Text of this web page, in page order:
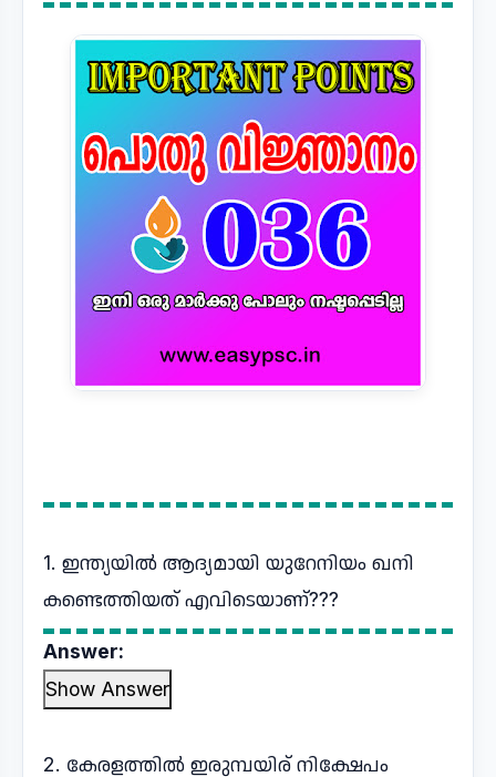
1. ഇന്ത്യയിൽ ആദ്യമായി യുറേനിയം ഖനി
കണ്ടെത്തിയത് എവിടെയാണ്???
Answer:
Show Answer
2. കേരളത്തിൽ ഇരുമ്പയിര് നിക്ഷേപം